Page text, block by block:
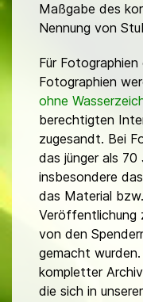
Maßgabe des
Nennung von
Für
Fotographien
ohne
berechtigten
zugesandt. Bei
das jünger als
insbesondere
das Material
Veröffentlichung
von den
gemacht
kompletter
die sich in